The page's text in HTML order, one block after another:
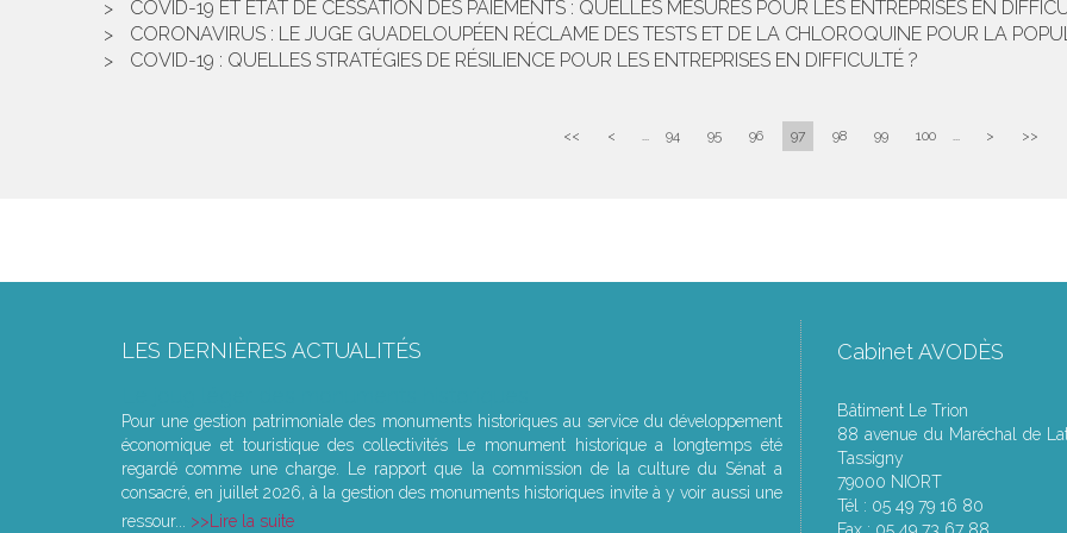
COVID-19 ET ÉTAT DE CESSATION DES PAIEMENTS : QUELLES MESURES POUR LES ENTREPRISES EN
CORONAVIRUS : LE JUGE GUADELOUPÉEN RÉCLAME DES TESTS ET DE LA CHLOROQUINE POUR LA
COVID-19 : QUELLES STRATÉGIES DE RÉSILIENCE POUR LES ENTREPRISES EN DIFFICULTÉ ?
<< < ... 94 95 96 97 98 99 100 ... > >>
LES DERNIÈRES ACTUALITÉS
Pour une gestion patrimoniale des monuments historiques au service du développement
économique et touristique des collectivités Le monument historique a longtemps été
regardé comme une charge. Le rapport que la commission de la culture du Sénat a
consacré, en juillet 2026, à la gestion des monuments historiques invite à y voir aussi une
ressour...
Lire la suite
Cabinet AVODÈS
Bâtiment Le Trion
88 avenue du Maréchal de
Tassigny
79000 NIORT
Tél : 05 49 79 16 80